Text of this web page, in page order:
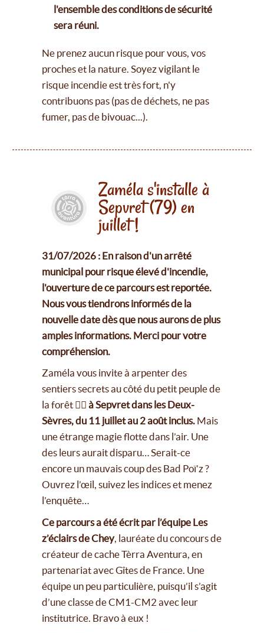
l'ensemble des conditions de sécurité
sera réuni.
Ne prenez aucun risque pour vous, vos
proches et la nature. Soyez vigilant le
risque incendie est très fort, n'y
contribuons pas (pas de déchets, ne pas
fumer, pas de bivouac...).
Zaméla s'installe à
Sepvret (79) en
juillet !
31/07/2026 : En raison d'un arrêté
municipal pour risque élevé d'incendie,
l'ouverture de ce parcours est reportée.
Nous vous tiendrons informés de la
nouvelle date dès que nous aurons de plus
amples informations. Merci pour votre
compréhension.
Zaméla vous invite à arpenter des
sentiers secrets au côté du petit peuple de
la forêt 🧚‍♀️ à Sepvret dans les Deux-
Sèvres, du 11 juillet au 2 août inclus. Mais
une étrange magie flotte dans l’air. Une
des leurs aurait disparu… Serait-ce
encore un mauvais coup des Bad Poï’z ?
Ouvrez l’œil, suivez les indices et menez
l’enquête…
Ce parcours a été écrit par l’équipe Les
z’éclairs de Chey, lauréate du concours de
créateur de cache Tèrra Aventura, en
partenariat avec Gîtes de France. Une
équipe un peu particulière, puisqu’il s’agit
d’une classe de CM1-CM2 avec leur
institutrice. Bravo à eux !